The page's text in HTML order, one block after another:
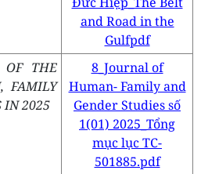
and Road in the
Gulfpdf
OF THE
FAMILY
IN 2025
8_Journal of
Human- Family and
Gender Studies số
1(01) 2025_Tổng
mục lục TC-
501885.pdf